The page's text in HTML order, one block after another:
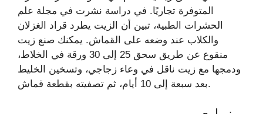
المتوفرة تجاريًا. في دراسة نشرت في مجلة علم
الحشرات الطبية، تبين أن الزيت يطرد قراد الغزلان
والكلاب عند وضعه على القماش. يمكنك صنع زيت
منقوع عن طريق سحق 25 إلى 30 ورقة في الخلاط،
ودمجها مع زيت ناقل في وعاء زجاجي، وتسخين الخليط
بعد سبعة إلى 10 أيام، ثم تصفيته بقطعة قماش.